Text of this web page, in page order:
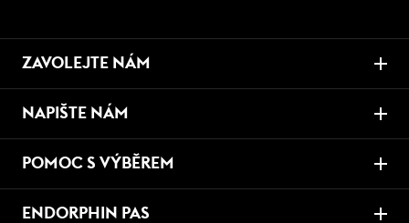
ZAVOLEJTE NÁM
NAPIŠTE NÁM
POMOC S VÝBĚREM
ENDORPHIN PAS